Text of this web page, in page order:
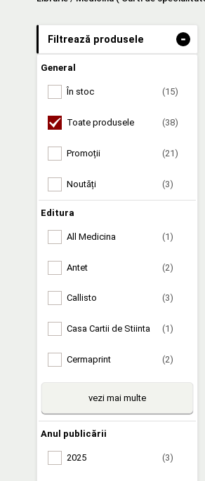
Filtrează produsele -
General
În stoc (15)
Toate produsele (38)
Promoții (21)
Noutăți (3)
Editura
All Medicina (1)
Antet (2)
Callisto (3)
Casa Cartii de Stiinta (1)
Cermaprint (2)
vezi mai multe
Anul publicării
2025 (3)